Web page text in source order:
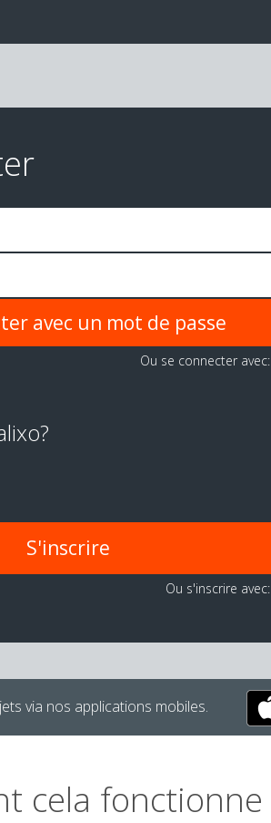
Ou se connecter avec:
S'inscrire
Ou s'inscrire avec:
via nos applications mobiles.
cela fonctionne